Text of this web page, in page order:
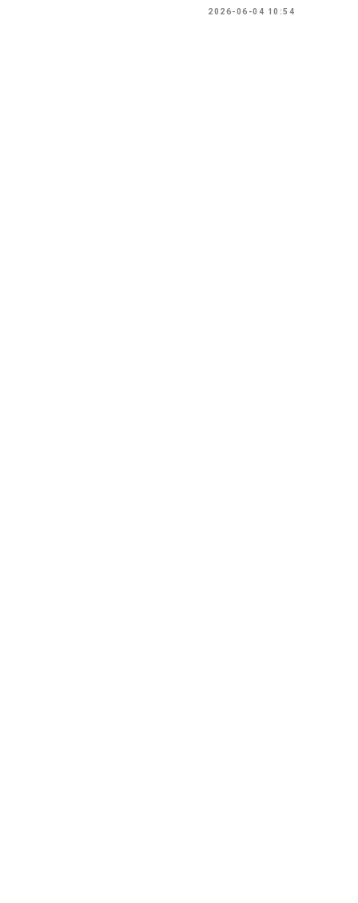
2026-06-04 10:54